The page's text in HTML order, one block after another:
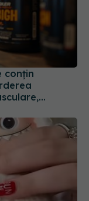
conțin